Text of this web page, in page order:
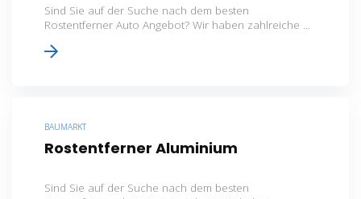
Sind Sie auf der Suche nach dem besten
Rostentferner Auto Angebot? Wir haben zahlreiche ...
BAUMARKT
Rostentferner Aluminium
Sind Sie auf der Suche nach dem besten